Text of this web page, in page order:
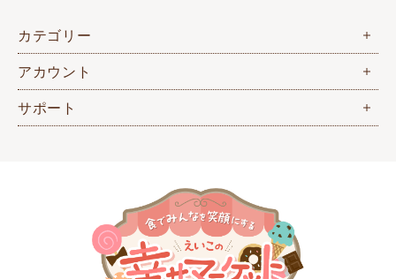
カテゴリー
アカウント
サポート